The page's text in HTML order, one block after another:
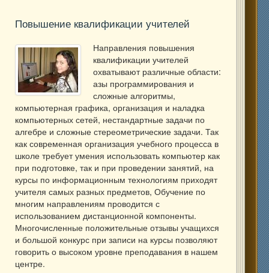
Повышение квалификации учителей
Направления повышения
квалификации учителей
охватывают различные области:
азы программирования и
сложные алгоритмы,
компьютерная графика, организация и наладка
компьютерных сетей, нестандартные задачи по
алгебре и сложные стереометрические задачи. Так
как современная организация учебного процесса в
школе требует умения использовать компьютер как
при подготовке, так и при проведении занятий, на
курсы по информационным технологиям приходят
учителя самых разных предметов, Обучение по
многим направлениям проводится с
использованием дистанционной компоненты.
Многочисленные положительные отзывы учащихся
и большой конкурс при записи на курсы позволяют
говорить о высоком уровне преподавания в нашем
центре.